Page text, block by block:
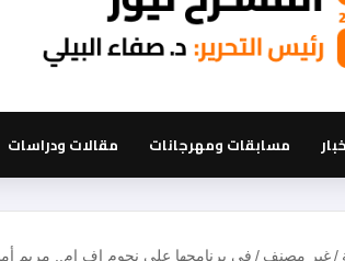
مسابقات ومهرجانات مقالات ودراسات
/غير مصنف / في برنامجها على نجوم اف إم.. مريم